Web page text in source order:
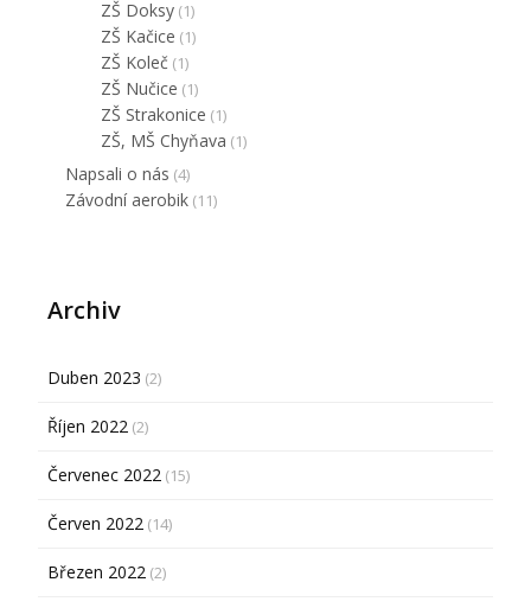
ZŠ Doksy (1)
ZŠ Kačice (1)
ZŠ Koleč (1)
ZŠ Nučice (1)
ZŠ Strakonice (1)
ZŠ, MŠ Chyňava (1)
Napsali o nás (4)
Závodní aerobik (11)
Archiv
Duben 2023 (2)
Říjen 2022 (2)
Červenec 2022 (15)
Červen 2022 (14)
Březen 2022 (2)